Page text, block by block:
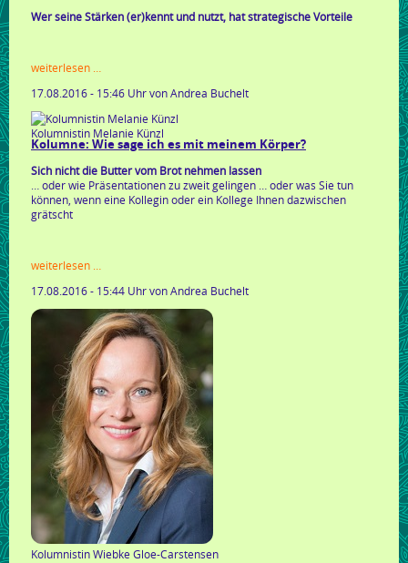
Wer seine Stärken (er)kennt und nutzt, hat strategische Vorteile
weiterlesen …
erfolg
strategie
17.08.2016 - 15:46 Uhrvon Andrea Buchelt
Kolumnistin Melanie Künzl
Kolumne: Wie sage ich es mit meinem Körper?
Sich nicht die Butter vom Brot nehmen lassen
… oder wie Präsentationen zu zweit gelingen … oder was Sie tun
können, wenn eine Kollegin oder ein Kollege Ihnen dazwischen
grätscht
weiterlesen …
sage
ich
es
mit
meinem
17.08.2016 - 15:44 Uhrvon Andrea Buchelt
Kolumnistin Wiebke Gloe-Carstensen